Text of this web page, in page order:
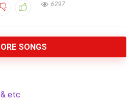
6297
SONGS
etc